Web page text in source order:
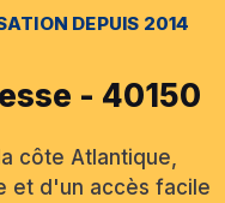
DEPUIS 2014
- 40150
côte Atlantique,
et d'un accès facile